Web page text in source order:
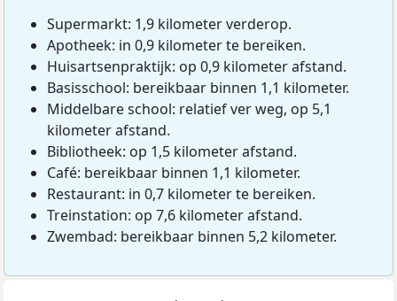
Supermarkt: 1,9 kilometer verderop.
Apotheek: in 0,9 kilometer te bereiken.
Huisartsenpraktijk: op 0,9 kilometer afstand.
Basisschool: bereikbaar binnen 1,1 kilometer.
Middelbare school: relatief ver weg, op 5,1
kilometer afstand.
Bibliotheek: op 1,5 kilometer afstand.
Café: bereikbaar binnen 1,1 kilometer.
Restaurant: in 0,7 kilometer te bereiken.
Treinstation: op 7,6 kilometer afstand.
Zwembad: bereikbaar binnen 5,2 kilometer.